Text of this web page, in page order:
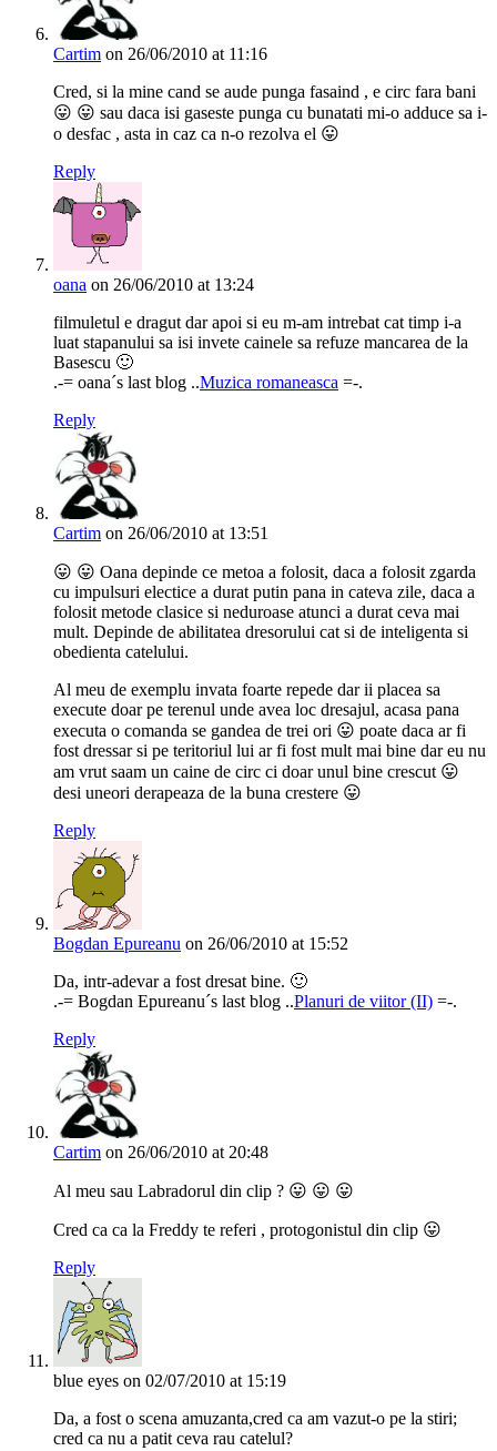
Cartim on 26/06/2010 at 11:16
Cred, si la mine cand se aude punga fasaind , e circ fara bani
😛 😛 sau daca isi gaseste punga cu bunatati mi-o adduce sa i-
o desfac , asta in caz ca n-o rezolva el 😛
Reply
oana on 26/06/2010 at 13:24
filmuletul e dragut dar apoi si eu m-am intrebat cat timp i-a
luat stapanului sa isi invete cainele sa refuze mancarea de la
Basescu 🙂
.-= oana´s last blog ..Muzica romaneasca =-.
Reply
Cartim on 26/06/2010 at 13:51
😛 😛 Oana depinde ce metoa a folosit, daca a folosit zgarda
cu impulsuri electice a durat putin pana in cateva zile, daca a
folosit metode clasice si neduroase atunci a durat ceva mai
mult. Depinde de abilitatea dresorului cat si de inteligenta si
obedienta catelului.
Al meu de exemplu invata foarte repede dar ii placea sa
execute doar pe terenul unde avea loc dresajul, acasa pana
executa o comanda se gandea de trei ori 😛 poate daca ar fi
fost dressar si pe teritoriul lui ar fi fost mult mai bine dar eu nu
am vrut saam un caine de circ ci doar unul bine crescut 😛
desi uneori derapeaza de la buna crestere 😛
Reply
Bogdan Epureanu on 26/06/2010 at 15:52
Da, intr-adevar a fost dresat bine. 🙂
.-= Bogdan Epureanu´s last blog ..Planuri de viitor (II) =-.
Reply
Cartim on 26/06/2010 at 20:48
Al meu sau Labradorul din clip ? 😛 😛 😛
Cred ca ca la Freddy te referi , protogonistul din clip 😛
Reply
blue eyes on 02/07/2010 at 15:19
Da, a fost o scena amuzanta,cred ca am vazut-o pe la stiri;
cred ca nu a patit ceva rau catelul?